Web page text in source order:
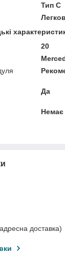
Тип C
20
Да
Немає
доставка)